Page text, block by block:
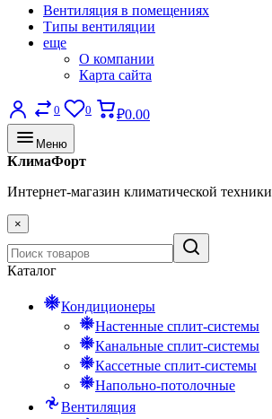
Вентиляция в помещениях
Типы вентиляции
еще
О компании
Карта сайта
0 0 ₽0.00
Меню
КлимаФорт
Интернет-магазин климатической техники
×
Каталог
Кондиционеры
Настенные сплит-системы
Канальные сплит-системы
Кассетные сплит-системы
Напольно-потолочные
Вентиляция